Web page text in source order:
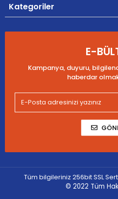
Kategoriler
E-
Kampanya, duyuru,
haberdar
Tüm bilgileriniz 256bit SSL
© 2022 Tüm